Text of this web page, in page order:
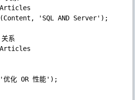
(Content , 'SQL AND Server' ) ;
'优化 OR 性能' ) ;